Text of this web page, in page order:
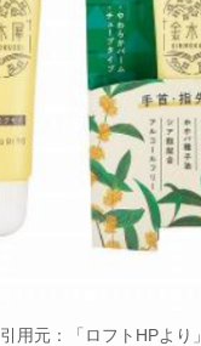
引用元：「ロフトHPより」